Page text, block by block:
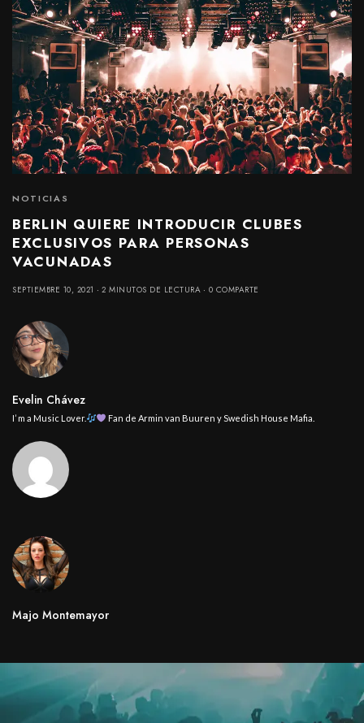
NOTICIAS
BERLIN QUIERE INTRODUCIR CLUBES
EXCLUSIVOS PARA PERSONAS
VACUNADAS
SEPTIEMBRE 10, 2021 2 MINUTOS DE LECTURA 0 COMPARTE
Evelin Chávez
I’ m a Music Lover. Fan de Armin van Buuren y Swedish House Mafia.
Majo Montemayor